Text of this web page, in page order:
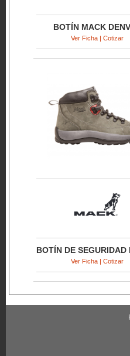
BOTÍN MACK
Ver Ficha | Cotizar
BOTÍN DE SEGURIDAD
Ver Ficha | Cotizar